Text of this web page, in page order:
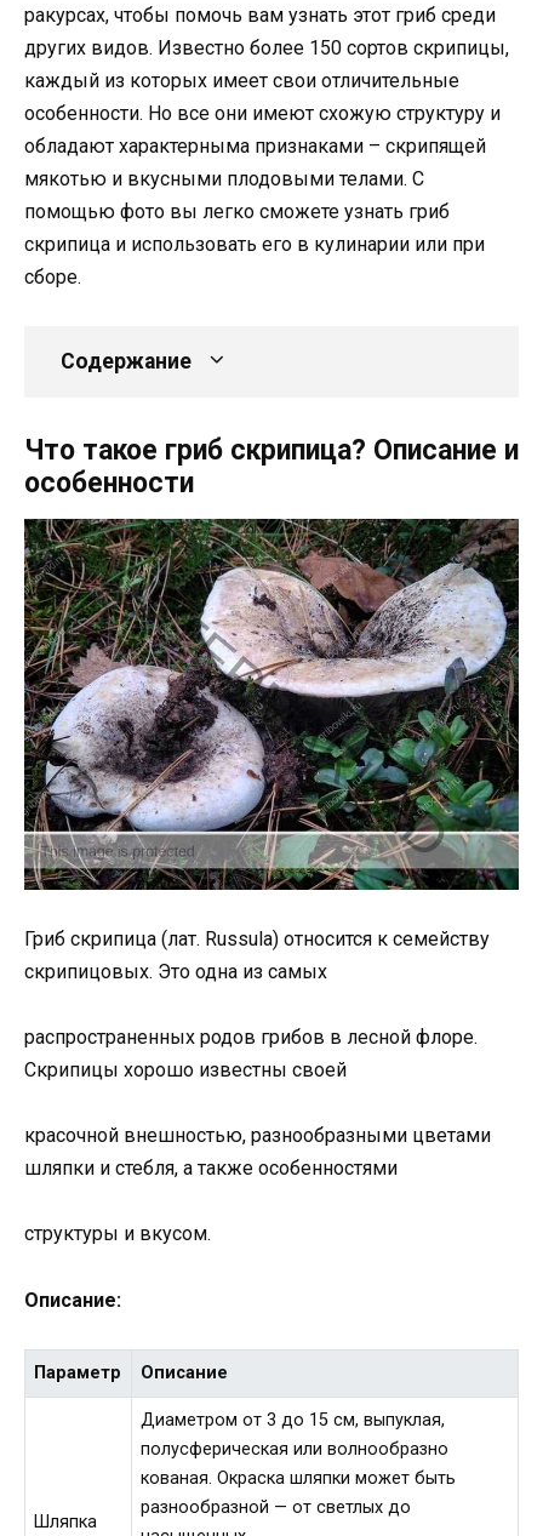
ракурсах, чтобы помочь вам узнать этот гриб среди
других видов. Известно более 150 сортов скрипицы,
каждый из которых имеет свои отличительные
особенности. Но все они имеют схожую структуру и
обладают характерныма признаками – скрипящей
мякотью и вкусными плодовыми телами. С
помощью фото вы легко сможете узнать гриб
скрипица и использовать его в кулинарии или при
сборе.
Содержание
Что такое гриб скрипица? Описание и
особенности
Гриб скрипица (лат. Russula) относится к семейству
скрипицовых. Это одна из самых
распространенных родов грибов в лесной флоре.
Скрипицы хорошо известны своей
красочной внешностью, разнообразными цветами
шляпки и стебля, а также особенностями
структуры и вкусом.
Описание:
Параметр Описание
Шляпка
Диаметром от 3 до 15 см, выпуклая,
полусферическая или волнообразно
кованая. Окраска шляпки может быть
разнообразной — от светлых до